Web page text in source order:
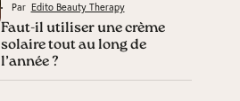
Par Edito Beauty Therapy
Faut-il utiliser une crème
solaire tout au long de
l’année ?